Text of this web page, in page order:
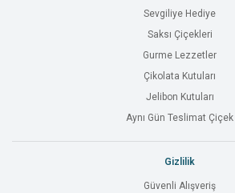
Sevgiliye Hediye
Saksı Çiçekleri
Gurme Lezzetler
Çikolata Kutuları
Jelibon Kutuları
Aynı Gün Teslimat Çiçek
Gizlilik
Güvenli Alışveriş